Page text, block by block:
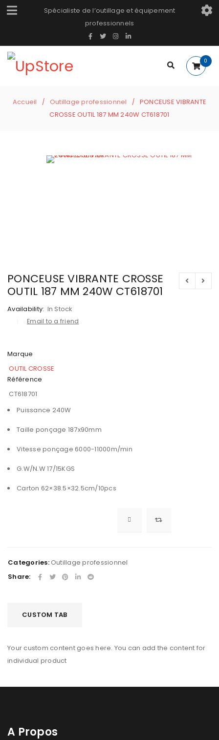
Spécialiste de l’outillage et équipement
professionnels
0
Accueil / Outillage professionnel /
PONCEUSE VIBRANTE
CROSSE OUTIL 187 MM 240W CT618701
PONCEUSE VIBRANTE CROSSE
OUTIL 187 MM 240W CT618701
Availability: In Stock
Email to a friend
Marque
OUTIL CROSSE
Référence
CT618701
Puissance 240W
Taille ponçage 187x90mm
Vitesse ponçage 6000-11000m/min
G.W/N.W 17/15KGS
Carton 62×38.5×32.5cm/10pcs
Categories: Outillage professionnel
Share:
CUSTOM TAB
Your custom content goes here. You can add the content for
individual product
A Propos